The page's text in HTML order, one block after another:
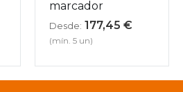
marcador
Desde: 177,45 €
(mín. 5 un)